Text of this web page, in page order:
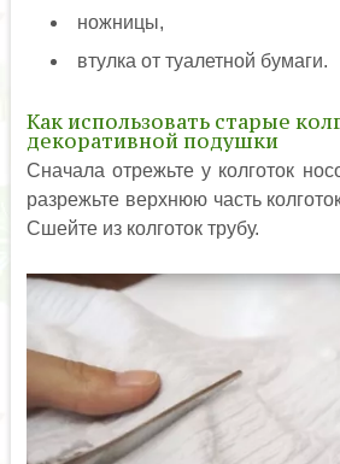
ножницы,
втулка от туалетной бумаги.
Как использовать старые
декоративной подушки
Сначала отрежьте у колготок
разрежьте верхнюю часть
Сшейте из колготок трубу.